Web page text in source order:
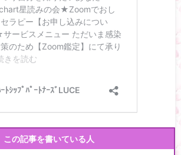
この記事を書いている人